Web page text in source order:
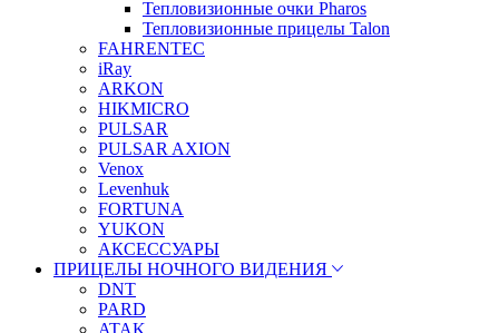
Тепловизионные очки Pharos
Тепловизионные прицелы Talon
FAHRENTEC
iRay
ARKON
HIKMICRO
PULSAR
PULSAR AXION
Venox
Levenhuk
FORTUNA
YUKON
АКСЕССУАРЫ
ПРИЦЕЛЫ НОЧНОГО ВИДЕНИЯ
DNT
PARD
ATAK